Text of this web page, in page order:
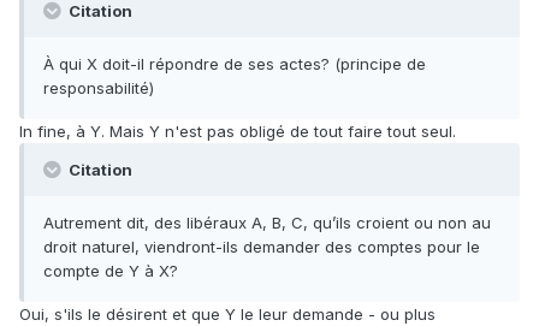
Citation
À qui X doit-il répondre de ses actes? (principe de
responsabilité)
In fine, à Y. Mais Y n'est pas obligé de tout faire tout seul.
Citation
Autrement dit, des libéraux A, B, C, qu’ils croient ou non au
droit naturel, viendront-ils demander des comptes pour le
compte de Y à X?
Oui, s'ils le désirent et que Y le leur demande - ou plus